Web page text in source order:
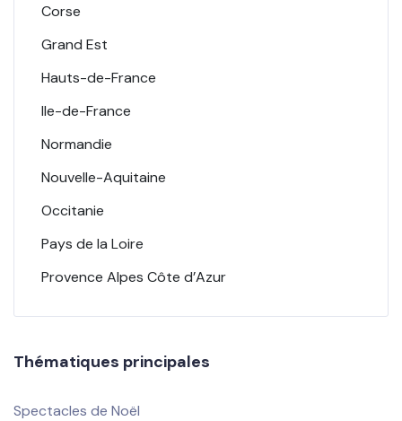
Corse
Grand Est
Hauts-de-France
Ile-de-France
Normandie
Nouvelle-Aquitaine
Occitanie
Pays de la Loire
Provence Alpes Côte d’Azur
Thématiques principales
Spectacles de Noël